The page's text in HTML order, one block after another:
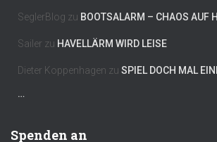
SeglerBlog zu BOOTSALARM – CHAOS AUF
Sailer zu HAVELLÄRM WIRD LEISE
Dieter Koppenhagen zu SPIEL DOCH MAL
…
Spenden an